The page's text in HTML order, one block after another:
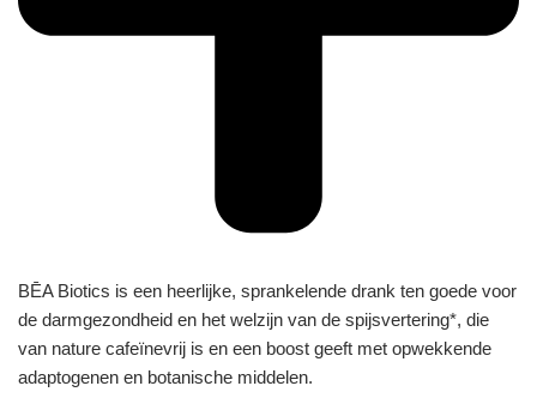
BĒA Biotics is een heerlijke, sprankelende drank ten goede voor
de darmgezondheid en het welzijn van de spijsvertering*, die
van nature cafeïnevrij is en een boost geeft met opwekkende
adaptogenen en botanische middelen.